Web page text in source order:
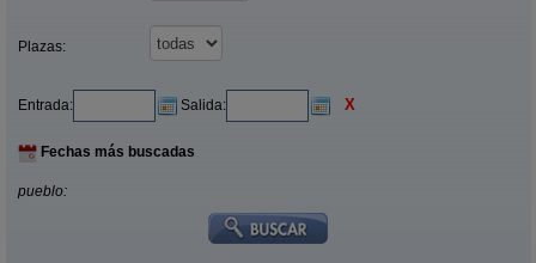
Plazas:
Entrada: Salida: X
Fechas más buscadas
pueblo: